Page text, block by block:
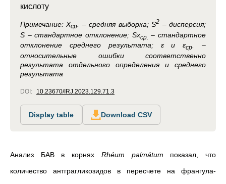
кислоту
Примечание:Хср . – средняя выборка; S2 – дисперсия;
S – стандартное отклонение; Sxср.
– стандартное
отклонение среднего результата; ε и εср. –
относительные ошибки соответственно
результата отдельного определения и среднего
результата
DOI: 10.23670/IRJ.2023.129.71.3
Display table Download CSV
Анализ БАВ в корнях Rhéum palmátum показал, что
количество антграгликозидов в пересчете на франгула-